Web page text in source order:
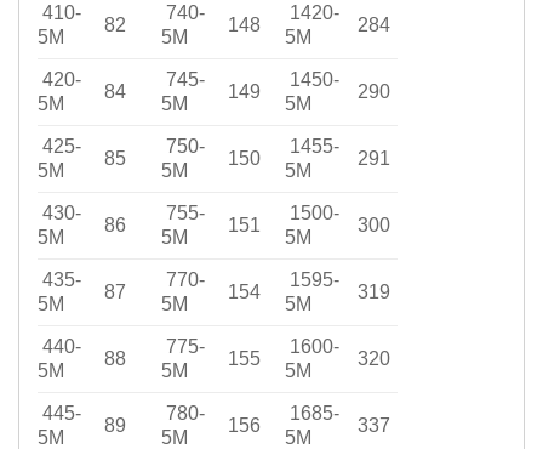
410-
5M
82
740-
5M
148
1420-
5M
284
420-
5M
84
745-
5M
149
1450-
5M
290
425-
5M
85
750-
5M
150
1455-
5M
291
430-
5M
86
755-
5M
151
1500-
5M
300
435-
5M
87
770-
5M
154
1595-
5M
319
440-
5M
88
775-
5M
155
1600-
5M
320
445-
5M
89
780-
5M
156
1685-
5M
337